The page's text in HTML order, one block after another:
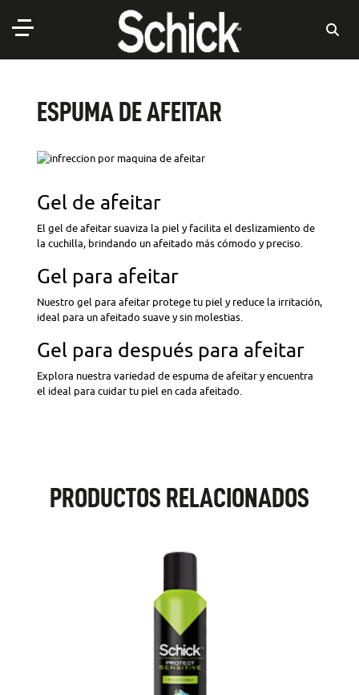
ESPUMA DE AFEITAR
Gel de afeitar
El gel de afeitar suaviza la piel y facilita el deslizamiento de
la cuchilla, brindando un afeitado más cómodo y preciso.
Gel para afeitar
Nuestro gel para afeitar protege tu piel y reduce la irritación,
ideal para un afeitado suave y sin molestias.
Gel para después para afeitar
Explora nuestra variedad de espuma de afeitar y encuentra
el ideal para cuidar tu piel en cada afeitado.
PRODUCTOS RELACIONADOS